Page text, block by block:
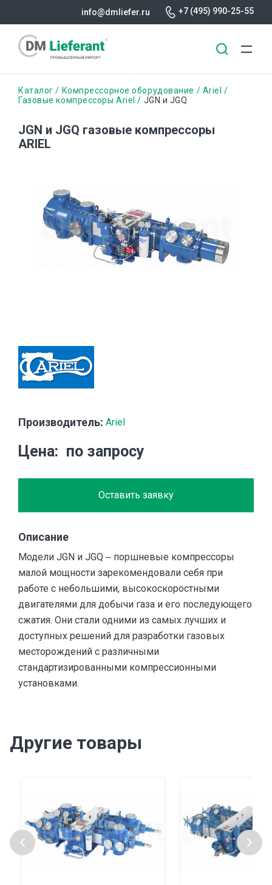
содержанию
info@dmliefer.ru +7 (495) 990-25-55
Строка
Каталог Компрессорное оборудование
Ariel
Газовые компрессоры Ariel
JGN и JGQ
JGN и JGQ газовые компрессоры
ARIEL
Производитель: Ariel
Цена по запросу
Оставить заявку
Описание
Модели JGN и JGQ ‒ поршневые компрессоры
малой мощности зарекомендовали себя при
работе с небольшими, высокоскоростными
двигателями для добычи газа и его последующего
сжатия. Они стали одними из самых лучших и
доступных решений для разработки газовых
месторождений с различными
стандартизированными компрессионными
установками.
Другие товары